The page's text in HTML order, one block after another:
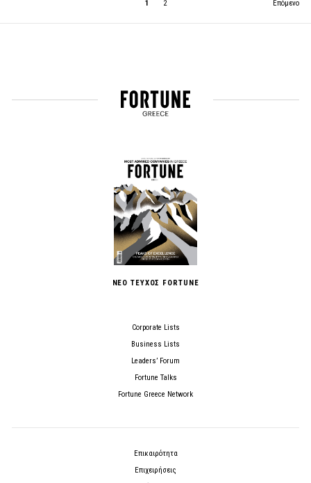
1 2 Επόμενο
ΝΕΟ ΤΕΥΧΟΣ FORTUNE
Corporate Lists
Business Lists
Leaders’ Forum
Fortune Talks
Fortune Greece Network
Επικαιρότητα
Επιχειρήσεις